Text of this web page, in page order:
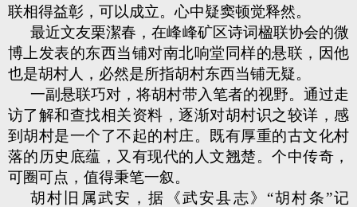
联相得益彰，可以成立。心中疑窦顿觉释然。
最近文友栗潔春，在峰峰矿区诗词楹联协会的微
博上发表的东西当铺对南北响堂同样的悬联，因他
也是胡村人，必然是所指胡村东西当铺无疑。
一副悬联巧对，将胡村带入笔者的视野。通过走
访了解和查找相关资料，逐渐对胡村识之较详，感
到胡村是一个了不起的村庄。既有厚重的古文化村
落的历史底蕴，又有现代的人文翘楚。个中传奇，
可圈可点，值得秉笔一叙。
胡村旧属武安，据《武安县志》“胡村条”记